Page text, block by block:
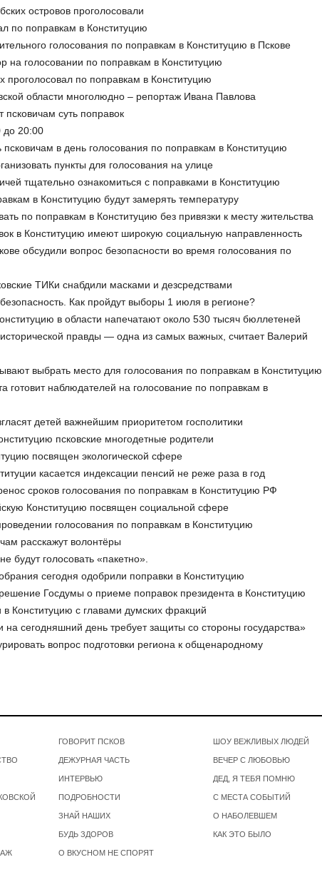
островов проголосовали
по поправкам в Конституцию
голосования по поправкам в Конституцию в Пскове
на голосовании по поправкам в Конституцию
по поправкам в Конституцию
области многолюдно – репортаж Ивана Павлова
суть поправок
до 20:00
в день голосования по поправкам в Конституцию
пункты для голосования на улице
тщательно ознакомиться с поправками в Конституцию
в Конституцию будут замерять температуру
по поправкам в Конституцию без привязки к месту жительства
в Конституцию имеют широкую социальную направленность
обсудили вопрос безопасности во время голосования по
ТИКи снабдили масками и дезсредствами
Как пройдут выборы 1 июля в регионе?
в области напечатают около 530 тысяч бюллетеней
правды — одна из самых важных, считает Валерий
выбрать место для голосования по поправкам в Конституцию
готовит наблюдателей на голосование по поправкам в
детей важнейшим приоритетом госполитики
псковские многодетные родители
посвящен экологической сфере
касается индексации пенсий не реже раза в год
сроков голосования по поправкам в Конституцию РФ
Конституцию посвящен социальной сфере
голосования по поправкам в Конституцию
расскажут волонтёры
будут голосовать «пакетно».
сегодня одобрили поправки в Конституцию
Госдумы о приеме поправок президента в Конституцию
Конституцию с главами думских фракций
сегодняшний день требует защиты со стороны государства»
вопрос подготовки региона к общенародному
ГОВОРИТ ПСКОВ
ДЕЖУРНАЯ ЧАСТЬ
ИНТЕРВЬЮ
ПОДРОБНОСТИ
ЗНАЙ НАШИХ
БУДЬ ЗДОРОВ
О ВКУСНОМ НЕ СПОРЯТ
ШОУ ВЕЖЛИВЫХ ЛЮДЕЙ
ВЕЧЕР С ЛЮБОВЬЮ
ДЕД, Я ТЕБЯ ПОМНЮ
С МЕСТА СОБЫТИЙ
О НАБОЛЕВШЕМ
КАК ЭТО БЫЛО